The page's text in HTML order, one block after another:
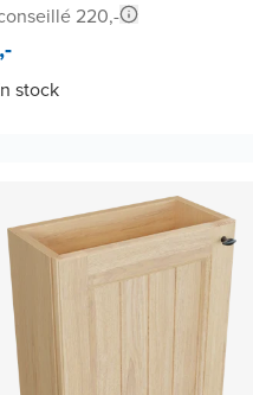
220,-
stock